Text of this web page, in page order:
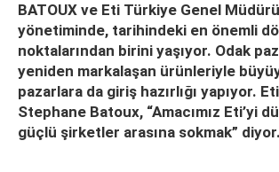
BATOUX ve Eti Türkiye Genel Müdürü
yönetiminde, tarihindeki en önemli
noktalarından birini yaşıyor. Odak
yeniden markalaşan ürünleriyle
pazarlara da giriş hazırlığı yapıyor.
Stephane Batoux, “Amacımız Eti’yi
güçlü şirketler arasına sokmak” diyor.